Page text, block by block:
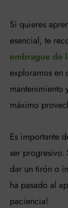
Si quieres
esencial, te
embrague de
exploramos en
mantenimiento
máximo
Es importante
ser
dar un tirón o
ha pasado al
paciencia!